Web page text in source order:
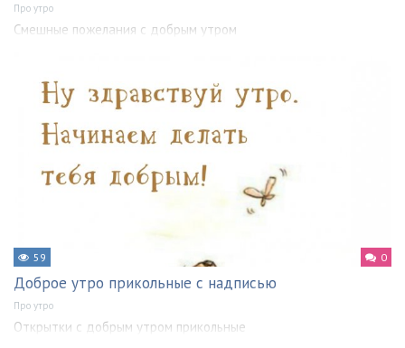
Про утро
Смешные пожелания с добрым утром
59 0
Доброе утро прикольные с надписью
Про утро
Открытки с добрым утром прикольные